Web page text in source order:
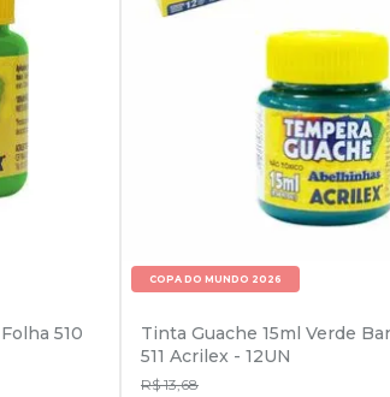
510
COPA DO MUNDO 2026
Tinta Guache 15ml Verde
511 Acrilex - 12UN
R$ 13,68